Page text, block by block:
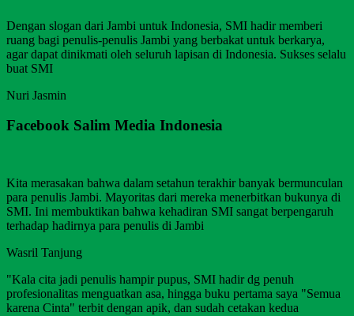
Dengan slogan dari Jambi untuk Indonesia, SMI hadir memberi
ruang bagi penulis-penulis Jambi yang berbakat untuk berkarya,
agar dapat dinikmati oleh seluruh lapisan di Indonesia. Sukses selalu
buat SMI
Nuri Jasmin
Facebook Salim Media Indonesia
Kita merasakan bahwa dalam setahun terakhir banyak bermunculan
para penulis Jambi. Mayoritas dari mereka menerbitkan bukunya di
SMI. Ini membuktikan bahwa kehadiran SMI sangat berpengaruh
terhadap hadirnya para penulis di Jambi
Wasril Tanjung
"Kala cita jadi penulis hampir pupus, SMI hadir dg penuh
profesionalitas menguatkan asa, hingga buku pertama saya "Semua
karena Cinta" terbit dengan apik, dan sudah cetakan kedua